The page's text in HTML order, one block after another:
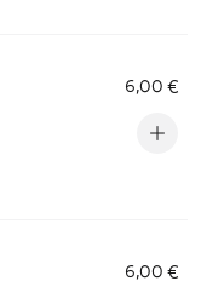
6,00 €
6,00 €